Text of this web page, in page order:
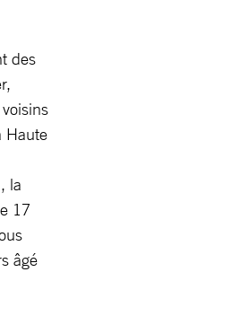
des
Haute
la
17
âgé